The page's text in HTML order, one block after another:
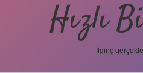
Hızlı
İlginç